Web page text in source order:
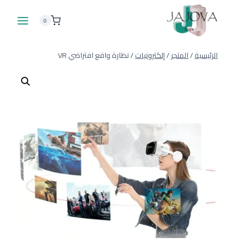
المحتوى
0
الرئيسية/المتجر/إلكترونيات/نظارة واقع افتراضي VR